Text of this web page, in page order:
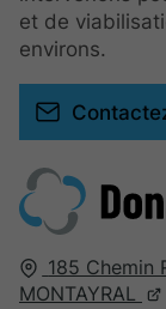
185 Chemin
MONTAYRAL
et de
environs.